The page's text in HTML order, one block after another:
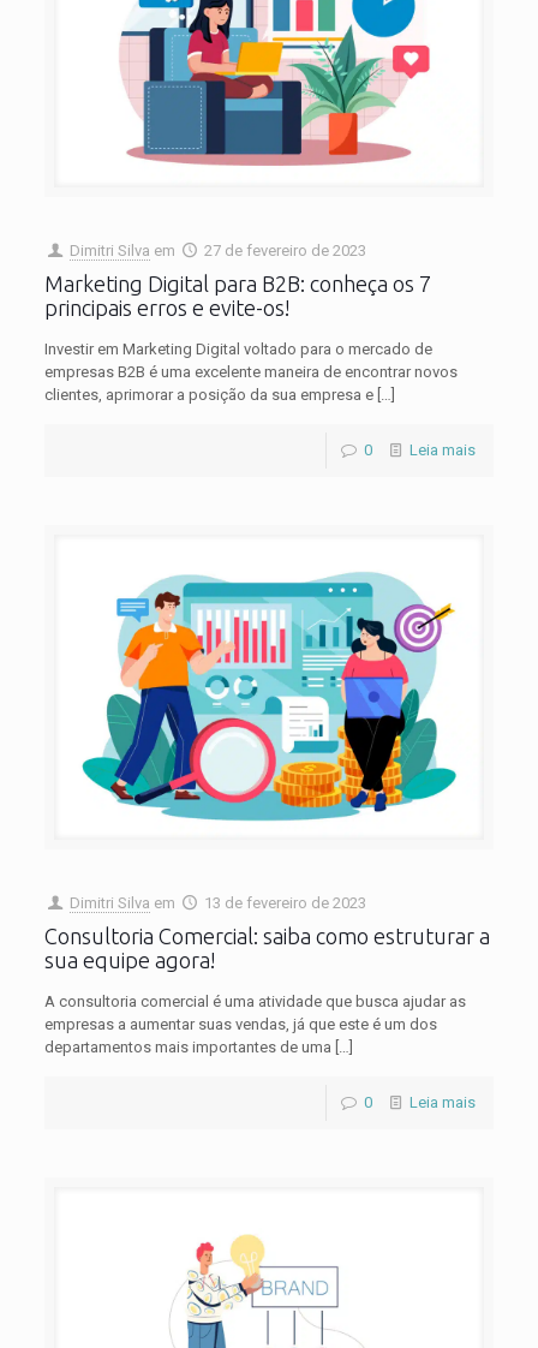
Dimitri Silva em 27 de fevereiro de 2023
Marketing Digital para B2B: conheça os 7
principais erros e evite-os!
Investir em Marketing Digital voltado para o mercado de
empresas B2B é uma excelente maneira de encontrar novos
clientes, aprimorar a posição da sua empresa e[…]
0 Leia mais
Dimitri Silva em 13 de fevereiro de 2023
Consultoria Comercial: saiba como estruturar a
sua equipe agora!
A consultoria comercial é uma atividade que busca ajudar as
empresas a aumentar suas vendas, já que este é um dos
departamentos mais importantes de uma
0 Leia mais